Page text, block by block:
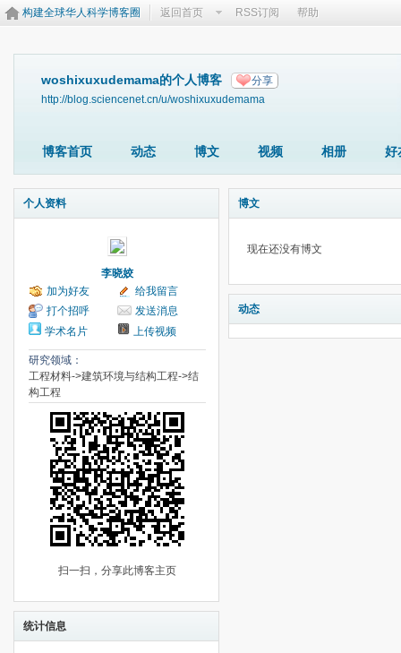
构建全球华人科学博客圈 返回首页 RSS订阅 帮助
woshixuxudemama的个人博客 分享
http://blog.sciencenet.cn/u/woshixuxudemama
博客首页 动态 博文 视频 相册 好
个人资料
李晓姣
加为好友
给我留言
打个招呼
发送消息
学术名片
上传视频
研究领域：
工程材料->建筑环境与结构工程->结
构工程
扫一扫，分享此博客主页
统计信息
博文
现在还没有博文
动态